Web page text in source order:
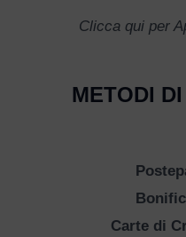
Clicca qui per
METODI
Carte di